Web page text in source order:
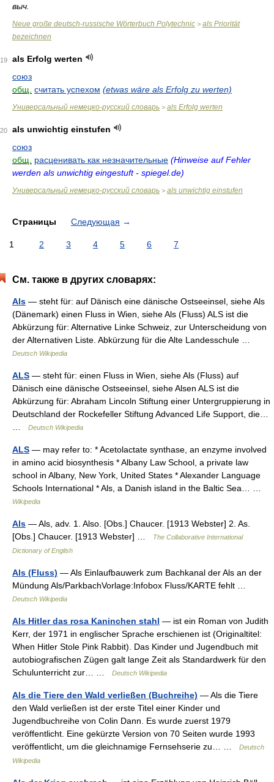
выч.
Neue große deutsch-russische Wörterbuch Polytechnic > als Priorität
bezeichnen
19
als Erfolg werten
союз
общ. считать успехом (etwas wäre als Erfolg zu werten)
Универсальный немецко-русский словарь > als Erfolg werten
20
als unwichtig einstufen
союз
общ.
расценивать как незначительные (Hinweise auf Fehler
werden als unwichtig eingestuft - spiegel.de)
Универсальный немецко-русский словарь > als unwichtig einstufen
Страницы Следующая →
1 2 3 4 5 6 7
См. также в других словарях:
Als — steht für: auf Dänisch eine dänische Ostseeinsel, siehe Als
(Dänemark) einen Fluss in Wien, siehe Als (Fluss) ALS ist die
Abkürzung für: Alternative Linke Schweiz, zur Unterscheidung von
der Alternativen Liste. Abkürzung für die Alte Landesschule …
Deutsch Wikipedia
ALS — steht für: einen Fluss in Wien, siehe Als (Fluss) auf
Dänisch eine dänische Ostseeinsel, siehe Alsen ALS ist die
Abkürzung für: Abraham Lincoln Stiftung einer Untergruppierung in
Deutschland der Rockefeller Stiftung Advanced Life Support, die…
Deutsch Wikipedia
ALS — may refer to: * Acetolactate synthase, an enzyme involved
in amino acid biosynthesis * Albany Law School, a private law
school in Albany, New York, United States * Alexander Language
Schools International * Als, a Danish island in the Baltic Sea… …
Wikipedia
Als — Als, adv. 1. Also. [Obs.] Chaucer. [1913 Webster] 2. As.
[Obs.] Chaucer. [1913 Webster] …
The Collaborative International
Dictionary of English
Als (Fluss) — Als Einlaufbauwerk zum Bachkanal der Als an der
Mündung Als/ParkbachVorlage:Infobox Fluss/KARTE fehlt …
Deutsch Wikipedia
Als Hitler das rosa Kaninchen stahl — ist ein Roman von Judith
Kerr, der 1971 in englischer Sprache erschienen ist (Originaltitel:
When Hitler Stole Pink Rabbit). Das Kinder und Jugendbuch mit
autobiografischen Zügen galt lange Zeit als Standardwerk für den
Schulunterricht zur… …
Deutsch Wikipedia
Als die Tiere den Wald verließen (Buchreihe) — Als die Tiere
den Wald verließen ist der erste Titel einer Kinder und
Jugendbuchreihe von Colin Dann. Es wurde zuerst 1979
veröffentlicht. Eine gekürzte Version von 70 Seiten wurde 1993
veröffentlicht, um die gleichnamige Fernsehserie zu… …
Deutsch
Wikipedia